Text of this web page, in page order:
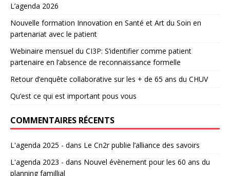
L’agenda 2026
Nouvelle formation Innovation en Santé et Art du Soin en
partenariat avec le patient
Webinaire mensuel du CI3P: S’identifier comme patient
partenaire en l’absence de reconnaissance formelle
Retour d’enquête collaborative sur les + de 65 ans du CHUV
Qu’est ce qui est important pous vous
COMMENTAIRES RÉCENTS
L'agenda 2025 - dans Le Cn2r publie l’alliance des savoirs
L'agenda 2023 - dans Nouvel évènement pour les 60 ans du
planning famillial